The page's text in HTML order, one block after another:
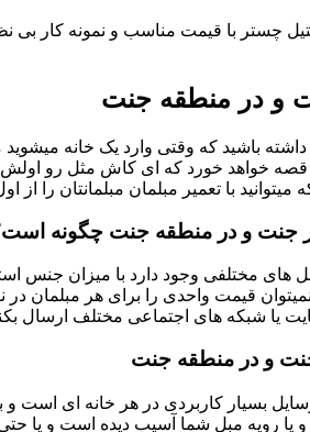
چستر با قیمت مناسب و نمونه کار
و در منطقه جنت
باشید که وقتی وارد یک خانه میشوید
خواهد خورد که ای کاش مثل رو اولش
با تعمیر مبلمان مبلمانتان را از
جنت و در منطقه جنت چگونه
های مختلفی وجود دارد با میزان جنس
قیمت واحدی را برای هر مبلمان
یا شبکه های اجتماعی مختلف ارسال
و در منطقه جنت
بسیار کاربردی در هر خانه ای است
رویه مبل شما آسیب دیده است و یا حتی